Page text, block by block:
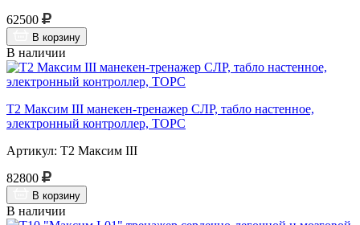
62500
В корзину
В наличии
Т2 Максим III манекен-тренажер СЛР, табло настенное,
электронный контроллер, ТОРС
Артикул: Т2 Максим III
82800
В корзину
В наличии